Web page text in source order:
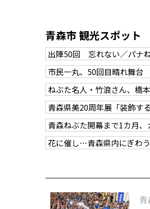
青森市 観光スポット
出陣50回 忘れない／パナ
市民一丸、50回目晴れ舞
ねぶた名人・竹浪さん、橋
青森県美20周年展「装飾す
青森ねぶた開幕まで1カ月
花に催し…青森県内にぎわ
青